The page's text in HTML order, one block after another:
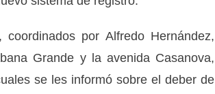
por Alfredo Hernández,
Grande y la avenida Casanova,
se les informó sobre el deber de